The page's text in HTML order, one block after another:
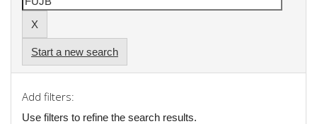
Start a new search
Add filters:
Use filters to refine the search results.